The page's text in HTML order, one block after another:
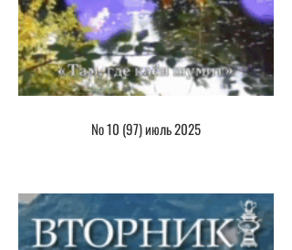
№ 10 (97) июль 2025